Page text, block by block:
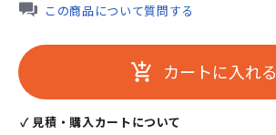
この商品について質問する
add_shopping_cart カートに入れる
✓ 見積・購入カートについて